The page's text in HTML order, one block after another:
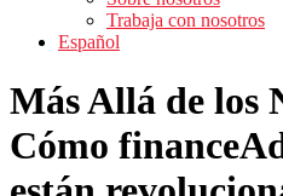
Trabaja con nosotros
Español
Más Allá de los
Cómo